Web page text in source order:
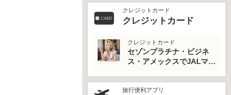
クレジットカード
クレジットカード
クレジットカード
セゾンプラチナ・ビジネ
ス・アメックスでJALマイ
を最大活用！
旅行便利アプリ